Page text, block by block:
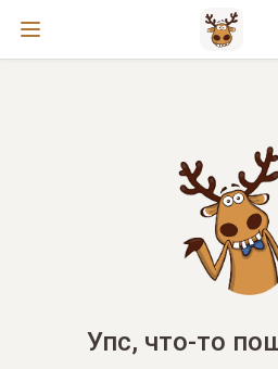
Упс, что-то